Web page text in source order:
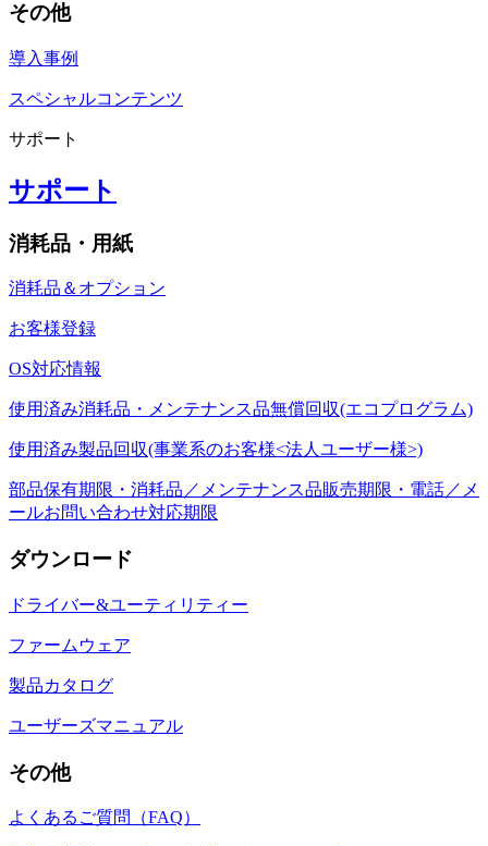
その他
導入事例
スペシャルコンテンツ
サポート
サポート
消耗品・用紙
消耗品＆オプション
お客様登録
OS対応情報
使用済み消耗品・メンテナンス品無償回収(エコプログラム)
使用済み製品回収(事業系のお客様<法人ユーザー様>)
部品保有期限・消耗品／メンテナンス品販売期限・電話／メ
ールお問い合わせ対応期限
ダウンロード
ドライバー&ユーティリティー
ファームウェア
製品カタログ
ユーザーズマニュアル
その他
よくあるご質問（FAQ）